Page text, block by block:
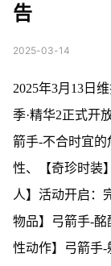
告
2025-03-14
2025年3月13日
季·精华2正式开
箭手-不合时宜
性、【奇珍时装
人】活动开启：
物品】弓箭手-
性动作】弓箭手